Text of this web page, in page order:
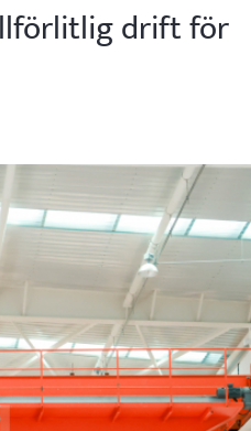
drift för